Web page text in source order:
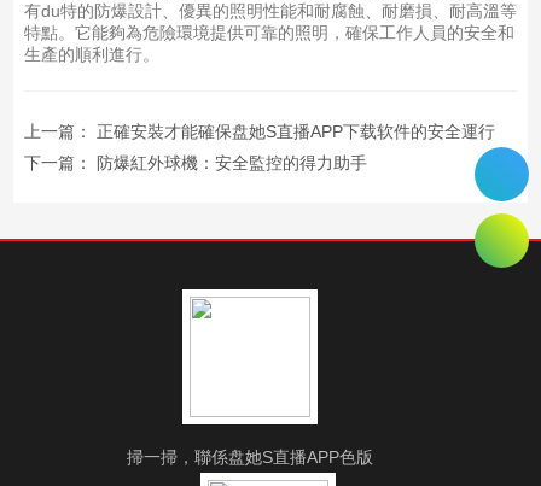
有du特的防爆設計、優異的照明性能和耐腐蝕、耐磨損、耐高溫等
特點。它能夠為危險環境提供可靠的照明，確保工作人員的安全和
生產的順利進行。
上一篇： 正確安裝才能確保盘她S直播APP下载软件的安全運行
下一篇：
防爆紅外球機：安全監控的得力助手
掃一掃，聯係盘她S直播APP色版